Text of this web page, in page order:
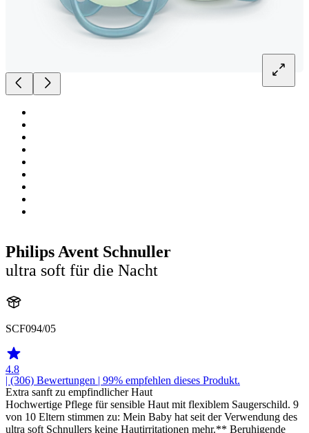
Philips Avent Schnuller
ultra soft für die Nacht
SCF094/05
4.8
| (306) Bewertungen | 99% empfehlen dieses Produkt.
Extra sanft zu empfindlicher Haut
Hochwertige Pflege für sensible Haut mit flexiblem Saugerschild. 9
von 10 Eltern stimmen zu: Mein Baby hat seit der Verwendung des
ultra soft Schnullers keine Hautirritationen mehr.** Beruhigende